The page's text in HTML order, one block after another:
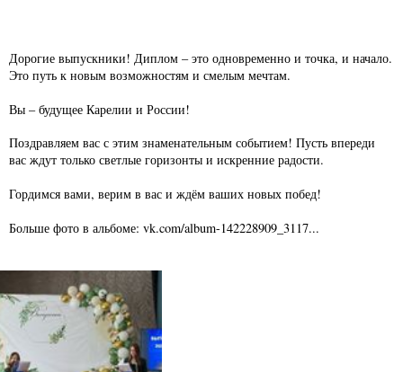
Дорогие выпускники! Диплом – это одновременно и точка, и начало.
Это путь к новым возможностям и смелым мечтам.
Вы – будущее Карелии и России!
Поздравляем вас с этим знаменательным событием! Пусть впереди
вас ждут только светлые горизонты и искренние радости.
Гордимся вами, верим в вас и ждём ваших новых побед!
Больше фото в альбоме: vk.com/album-142228909_3117...